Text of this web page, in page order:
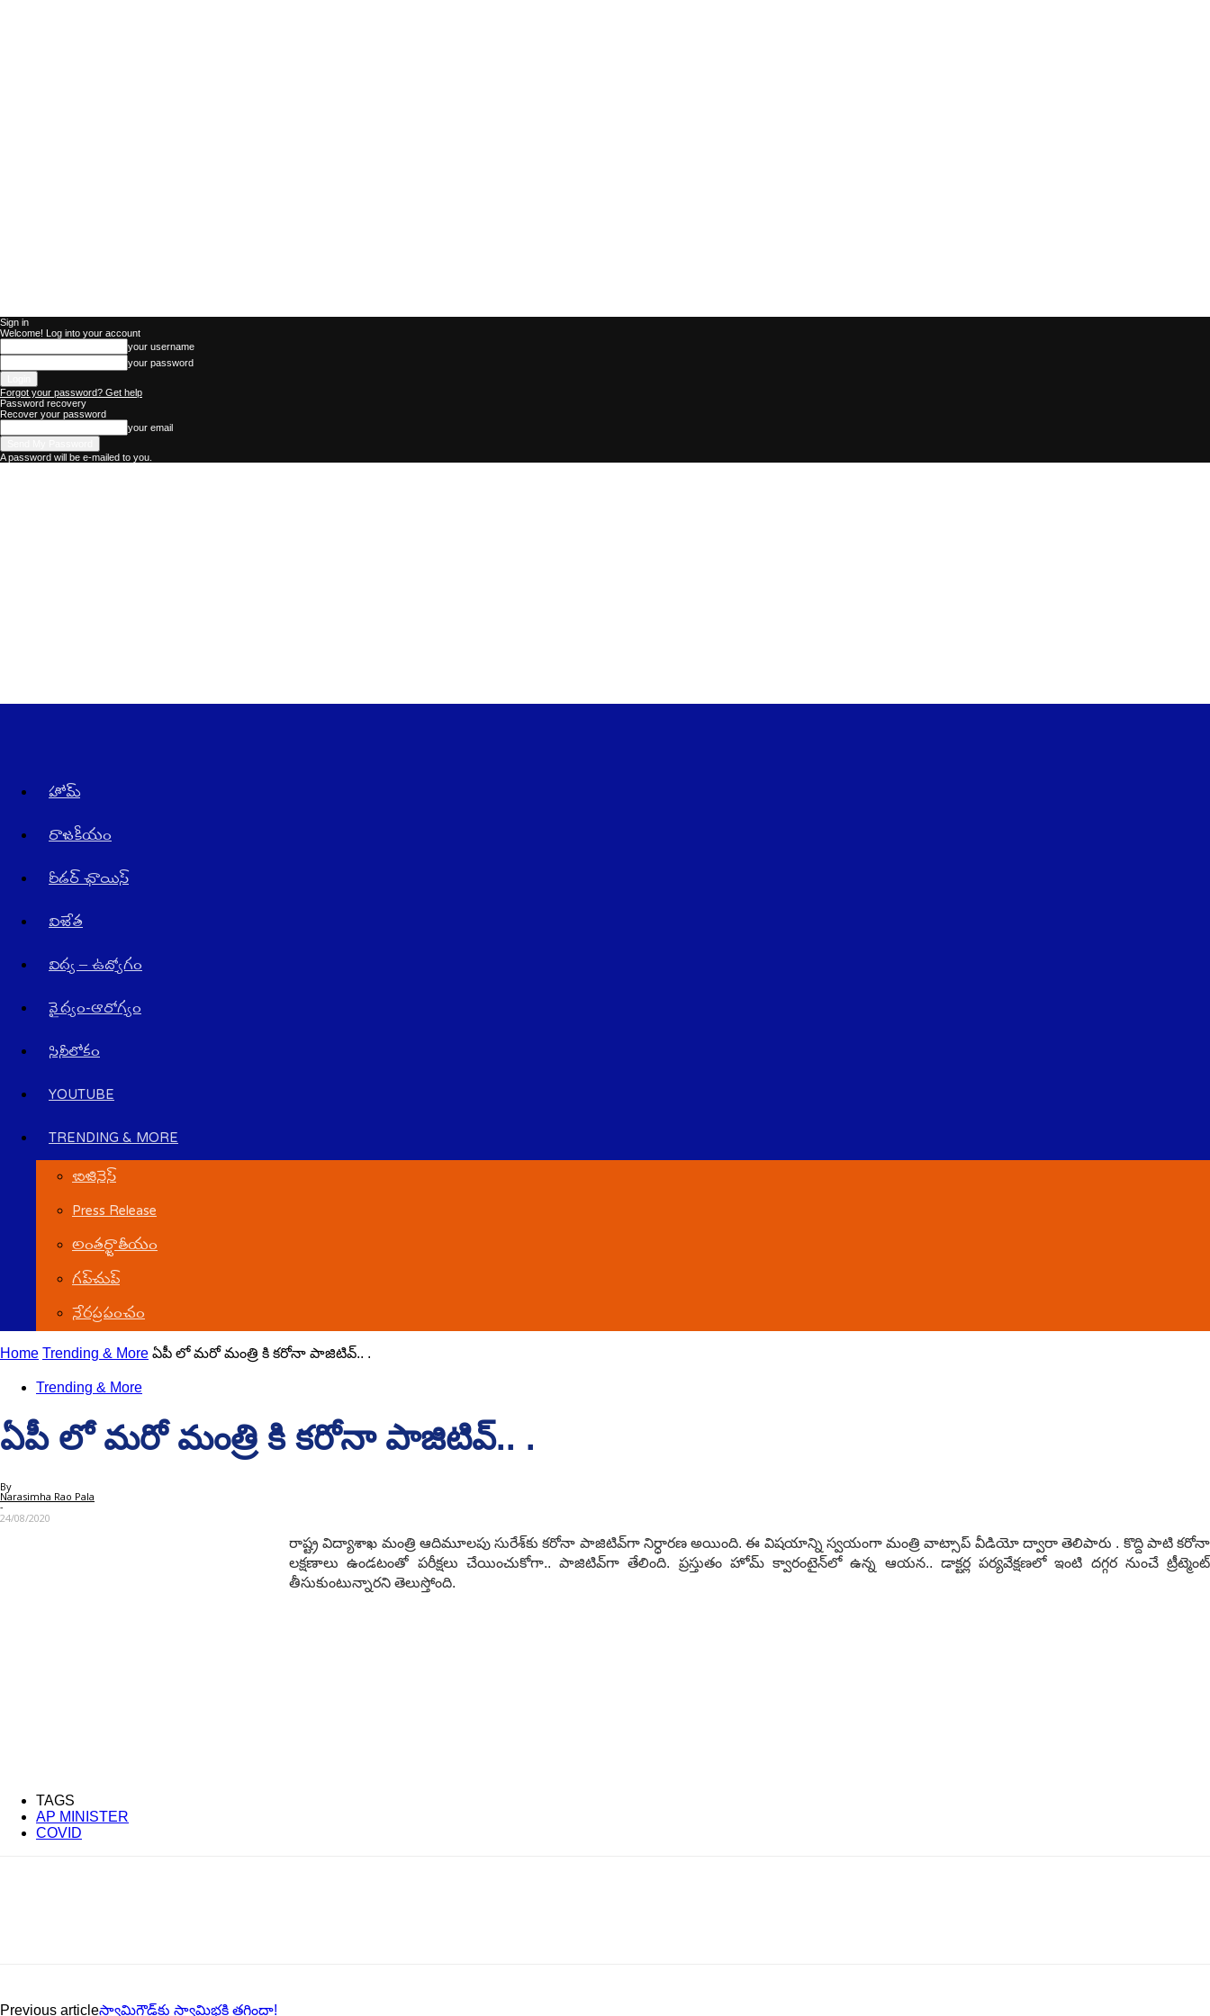
Sign in
Welcome! Log into your account
your username
your password
Forgot your password? Get help
Password recovery
Recover your password
your email
A password will be e-mailed to you.
హోమ్
రాజ‌కీయం
రీడర్ ఛాయిస్
విజేత
విద్య – ఉద్యోగం
వైద్యం-ఆరోగ్యం
సినీలోకం
YOUTUBE
TRENDING & MORE
బిజినెస్
Press Release
అంతర్జాతీయం
గ‌ప్‌చుప్
నేర‌ప్ర‌పంచం
Home Trending & More ఏపీ లో మరో మంత్రి కి కరోనా పాజిటివ్.. .
Trending & More
ఏపీ లో మరో మంత్రి కి కరోనా పాజిటివ్.. .
By
Narasimha Rao Pala
-
24/08/2020
రాష్ట్ర విద్యాశాఖ మంత్రి ఆదిమూలపు సురేశ్‌కు కరోనా పాజిటివ్‌గా నిర్ధారణ అయింది. ఈ విషయాన్ని స్వయంగా మంత్రి వాట్సాప్ వీడియో ద్వారా తెలిపారు . కొద్ది పాటి కరోనా
లక్షణాలు ఉండటంతో పరీక్షలు చేయించుకోగా.. పాజిటివ్‌గా తేలింది. ప్రస్తుతం హోమ్ క్వారంటైన్‌లో ఉన్న ఆయన.. డాక్టర్ల పర్యవేక్షణలో ఇంటి దగ్గర నుంచే ట్రీట్మెంట్
తీసుకుంటున్నారని తెలుస్తోంది.
TAGS
AP MINISTER
COVID
Previous articleస్వామిగౌడ్‌కు స్వామిభ‌క్తి త‌గ్గిందా!